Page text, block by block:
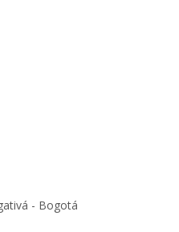
- Bogotá